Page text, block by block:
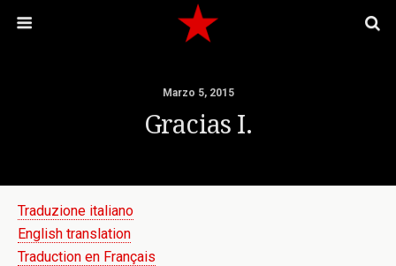
Marzo 5, 2015
Gracias I.
Traduzione italiano
English translation
Traduction en Français